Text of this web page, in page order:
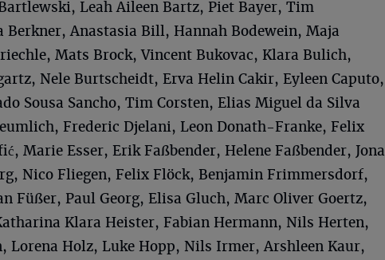
Leah Aileen Bartz, Piet Bayer, Tim
Berkner, Anastasia Bill, Hannah Bodewein, Maja
Mats Brock, Vincent Bukovac, Klara Bulich,
Nele Burtscheidt, Erva Helin Cakir, Eyleen Caputo,
Sousa Sancho, Tim Corsten, Elias Miguel da Silva
Frederic Djelani, Leon Donath-Franke, Felix
Marie Esser, Erik Faßbender, Helene Faßbender, Jona
Nico Fliegen, Felix Flöck, Benjamin Frimmersdorf,
Füßer, Paul Georg, Elisa Gluch, Marc Oliver Goertz,
Klara Heister, Fabian Hermann, Nils Herten,
Lorena Holz, Luke Hopp, Nils Irmer, Arshleen Kaur,